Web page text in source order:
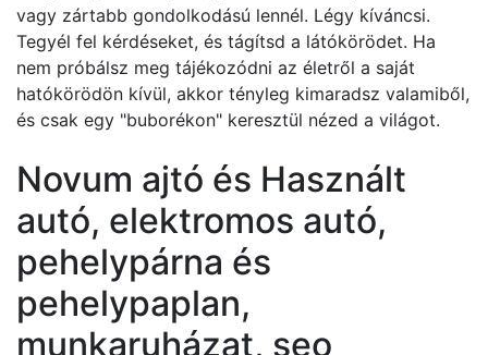
vagy zártabb gondolkodású lennél. Légy kíváncsi.
Tegyél fel kérdéseket, és tágítsd a látókörödet. Ha
nem próbálsz meg tájékozódni az életről a saját
hatókörödön kívül, akkor tényleg kimaradsz valamiből,
és csak egy "buborékon" keresztül nézed a világot.
Novum ajtó és Használt
autó, elektromos autó,
pehelypárna és
pehelypaplan,
munkaruházat, seo